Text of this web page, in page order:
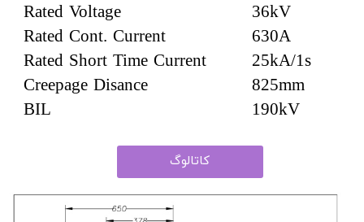
36kV
630A
25kA/1s
825mm
​​​​​​​190kV
​Rated Voltage
Rated Cont. Current
Rated Short Time Current
Creepage Disance
​​​​​​​BIL
کاتالوگ